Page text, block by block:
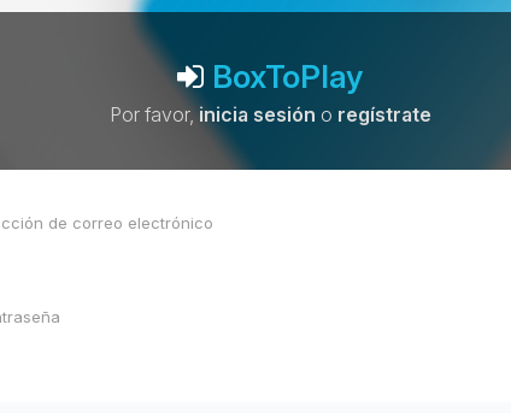
BoxToPlay
Por favor,inicia sesión o regístrate